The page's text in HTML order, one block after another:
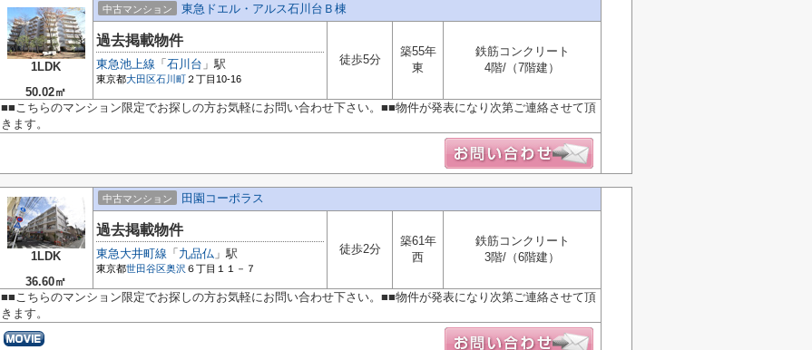
1LDK
50.02㎡
中古マンション 東急ドエル・アルス石川台Ｂ棟
過去掲載物件
東急池上線 「 石川台 」駅
東京都大田区石川町 ２丁目10-16
徒歩5分
築55年
東
鉄筋コンクリート
4階/（7階建）
■■こちらのマンション限定でお探しの方お気軽にお問い合わせ下さい。■■物件が発表になり次第ご連絡させて頂
きます。
1LDK
36.60㎡
中古マンション 田園コーポラス
過去掲載物件
東急大井町線 「 九品仏 」駅
東京都世田谷区奥沢 ６丁目１１－７
徒歩2分
築61年
西
鉄筋コンクリート
3階/（6階建）
■■こちらのマンション限定でお探しの方お気軽にお問い合わせ下さい。■■物件が発表になり次第ご連絡させて頂
きます。